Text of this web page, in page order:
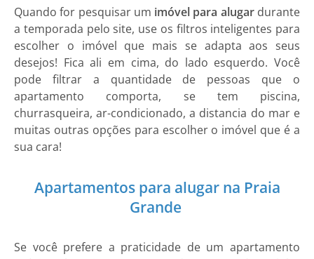
Quando for pesquisar um imóvel para alugar durante
a temporada pelo site, use os filtros inteligentes para
escolher o imóvel que mais se adapta aos seus
desejos! Fica ali em cima, do lado esquerdo. Você
pode filtrar a quantidade de pessoas que o
apartamento comporta, se tem piscina,
churrasqueira, ar-condicionado, a distancia do mar e
muitas outras opções para escolher o imóvel que é a
sua cara!
Apartamentos para alugar na Praia
Grande
Se você prefere a praticidade de um apartamento